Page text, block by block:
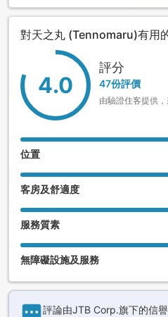
早餐通常為自助餐。
[時間]7:30～8:30
對天之丸 (Tennomaru)有用
4.0
評分
47份評價
由驗證住客提供，
位置
客房及舒適度
服務質素
無障礙設施及服務
評論由JTB Corp.旗下的信